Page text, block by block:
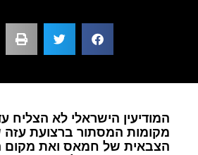
המודיעין הישראלי לא
מקומות המסתור ברצועת
הצבאית של חמאס ואת מקום